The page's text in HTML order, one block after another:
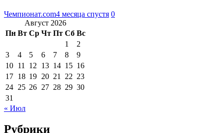
Чемпионат.com4 месяца спустя 0
Август 2026
Пн Вт Ср Чт Пт Сб Вс
1
2
3
4 5 6 7 8
9
10 11 12 13 14 15 16
17 18 19 20 21 22 23
24 25 26 27 28 29 30
31
« Июл
Рубрики